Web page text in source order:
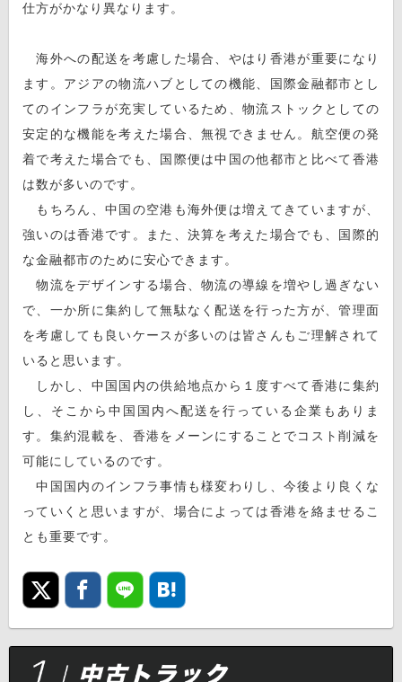
仕方がかなり異なります。
海外への配送を考慮した場合、やはり香港が重要になり
ます。アジアの物流ハブとしての機能、国際金融都市とし
てのインフラが充実しているため、物流ストックとしての
安定的な機能を考えた場合、無視できません。航空便の発
着で考えた場合でも、国際便は中国の他都市と比べて香港
は数が多いのです。
もちろん、中国の空港も海外便は増えてきていますが、
強いのは香港です。また、決算を考えた場合でも、国際的
な金融都市のために安心できます。
物流をデザインする場合、物流の導線を増やし過ぎない
で、一か所に集約して無駄なく配送を行った方が、管理面
を考慮しても良いケースが多いのは皆さんもご理解されて
いると思います。
しかし、中国国内の供給地点から１度すべて香港に集約
し、そこから中国国内へ配送を行っている企業もありま
す。集約混載を、香港をメーンにすることでコスト削減を
可能にしているのです。
中国国内のインフラ事情も様変わりし、今後より良くな
っていくと思いますが、場合によっては香港を絡ませるこ
とも重要です。